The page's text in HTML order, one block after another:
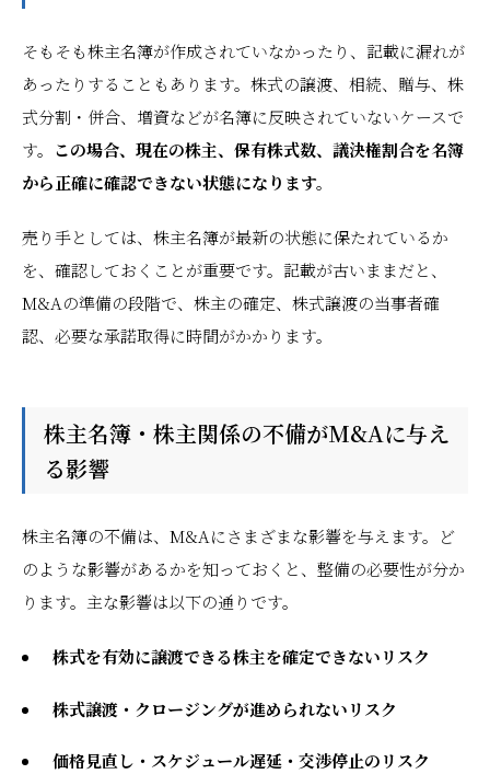
そもそも株主名簿が作成されていなかったり、記載に漏れが
あったりすることもあります。株式の譲渡、相続、贈与、株
式分割・併合、増資などが名簿に反映されていないケースで
す。 この場合、現在の株主、保有株式数、議決権割合を名簿
から正確に確認できない状態になります。
売り手としては、株主名簿が最新の状態に保たれているか
を、確認しておくことが重要です。記載が古いままだと、
M&Aの準備の段階で、株主の確定、株式譲渡の当事者確
認、必要な承諾取得に時間がかかります。
株主名簿・株主関係の不備がM&Aに与え
る影響
株主名簿の不備は、M&Aにさまざまな影響を与えます。ど
のような影響があるかを知っておくと、整備の必要性が分か
ります。主な影響は以下の通りです。
株式を有効に譲渡できる株主を確定できないリスク
株式譲渡・クロージングが進められないリスク
価格見直し・スケジュール遅延・交渉停止のリスク